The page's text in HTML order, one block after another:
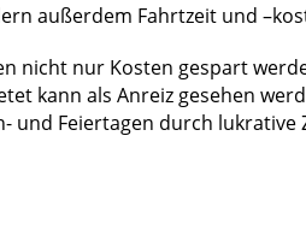
außerdem Fahrtzeit und
nicht nur Kosten gespart
kann als Anreiz gesehen
und Feiertagen durch lukrative